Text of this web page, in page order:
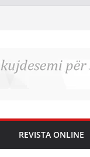
REVISTA ONLINE